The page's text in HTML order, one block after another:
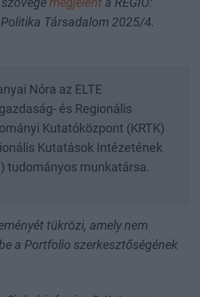
megjelent a REGIO:
Társadalom 2025/4.
Nóra az ELTE
és Regionális
Kutatóközpont (KRTK)
Kutatások Intézetének
tudományos munkatársa.
tükrözi, amely nem
a Portfolio szerkesztőségének